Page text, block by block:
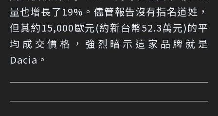
量也增長了19%。儘管報告沒有指名道姓，
但其約15,000歐元(約新台幣52.3萬元)的平
均成交價格，強烈暗示這家品牌就是
Dacia。